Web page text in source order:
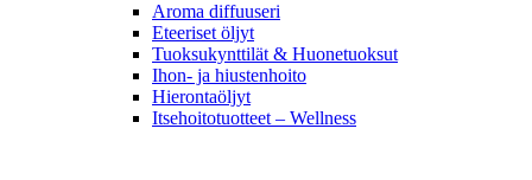
Aroma diffuuseri
Eteeriset öljyt
Tuoksukynttilät & Huonetuoksut
Ihon- ja hiustenhoito
Hierontaöljyt
Itsehoitotuotteet – Wellness